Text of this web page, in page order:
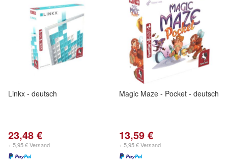
Linkx - deutsch
23,48 €
+ 5,95 € Versand
Magic Maze - Pocket - deutsch
13,59 €
+ 5,95 € Versand